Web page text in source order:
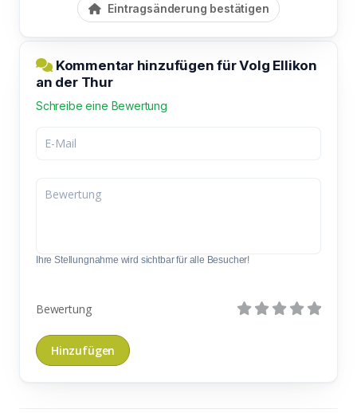
Eintragsänderung bestätigen
Kommentar hinzufügen für Volg Ellikon
an der Thur
Schreibe eine Bewertung
Ihre Stellungnahme wird sichtbar für alle Besucher!
Bewertung